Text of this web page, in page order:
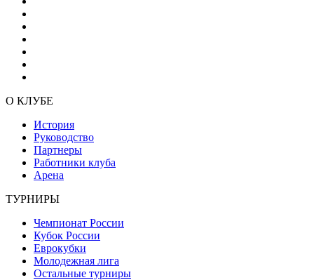
О КЛУБЕ
История
Руководство
Партнеры
Работники клуба
Арена
ТУРНИРЫ
Чемпионат России
Кубок России
Еврокубки
Молодежная лига
Остальные турниры